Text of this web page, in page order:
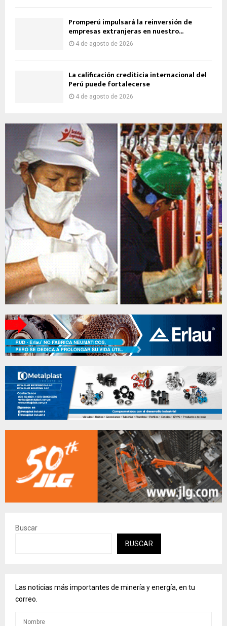
Promperú impulsará la reinversión de
empresas extranjeras en nuestro...
4 de agosto de 2026
La calificación crediticia internacional del
Perú puede fortalecerse
4 de agosto de 2026
Buscar
BUSCAR
Las noticias más importantes de minería y energía, en tu
correo.